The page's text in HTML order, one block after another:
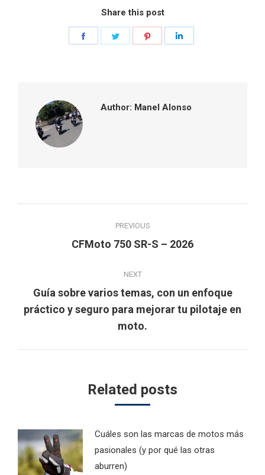
Share this post
Author: Manel Alonso
navigation
PREVIOUS
Previous
CFMoto 750 SR-S – 2026
NEXT
Next
post:
Guía sobre varios temas, con un enfoque
práctico y seguro para mejorar tu pilotaje en
moto.
Related posts
Cuáles son las marcas de motos más
pasionales (y por qué las otras
aburren)